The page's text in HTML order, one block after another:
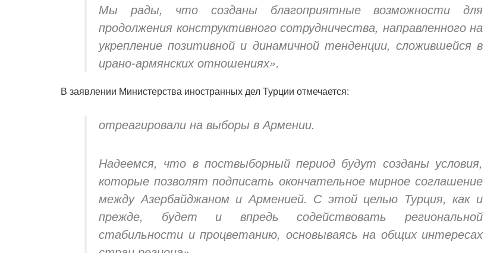
Мы рады, что созданы благоприятные возможности для
продолжения конструктивного сотрудничества, направленного на
укрепление позитивной и динамичной тенденции, сложившейся в
ирано-армянских отношениях».
В заявлении Министерства иностранных дел Турции отмечается:
отреагировали на выборы в Армении.
Надеемся, что в поствыборный период будут созданы условия,
которые позволят подписать окончательное мирное соглашение
между Азербайджаном и Арменией. С этой целью Турция, как и
прежде, будет и впредь содействовать региональной
стабильности и процветанию, основываясь на общих интересах